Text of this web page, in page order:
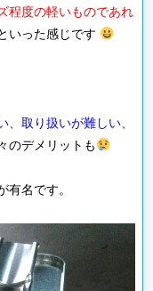
程度の軽いものであれ
いった感じです
取り扱いが難しい、
のデメリットも
有名です。